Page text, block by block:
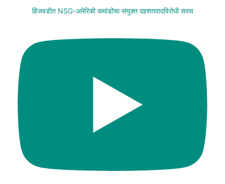
हिंजवडीत NSG-अमेरिकी कमांडोंचा संयुक्त दहशतवादविरोधी सराव